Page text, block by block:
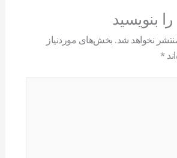
بنویسید
نخواهد شد. بخش‌های موردنیاز
*